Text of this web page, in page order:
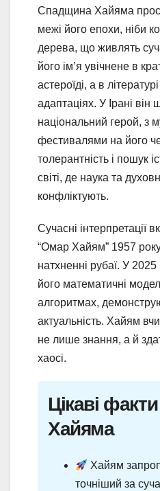
Спадщина Хайяма
межі його епохи, ніби
дерева, що живлять
його ім’я увічнене в
астероїді, а в
адаптаціях. У Ірані
національний герой, з
фестивалями на його
толерантність і пошук
світі, де наука та
конфліктують.
Сучасні інтерпретації
“Омар Хайям” 1957
натхненні рубаї. У
його математичні
алгоритмах,
актуальність. Хайям
не лише знання, а й
хаосі.
Цікаві
Хайяма
Хайям
точніший за